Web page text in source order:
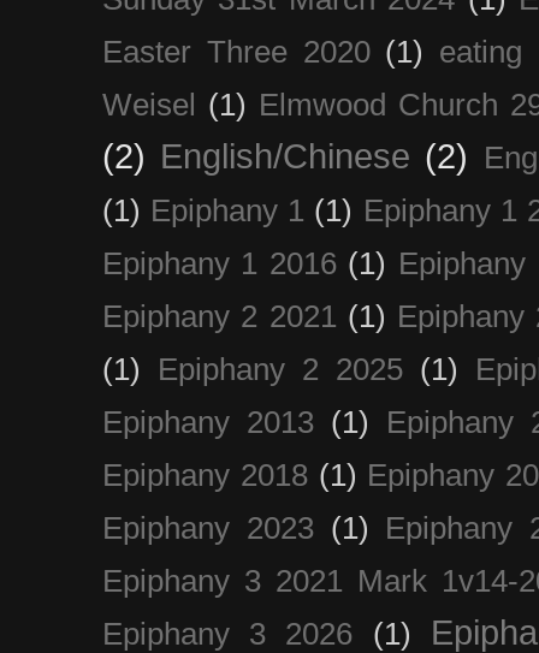
Easter Three 2020 (1) eating
Weisel (1) Elmwood Church
(2) English/Chinese (2)
(1) Epiphany 1 (1) Epiphany 1
Epiphany 1 2016 (1) Epiphany
Epiphany 2 2021 (1) Epiphany
(1)
Epiphany 2 2025 (1)
Epiphany 2013 (1)
Epiphany
Epiphany 2018 (1) Epiphany
Epiphany 2023 (1)
Epiphany
Epiphany 3 2021 Mark 1v14-
Epiphany 3 2026
(1)